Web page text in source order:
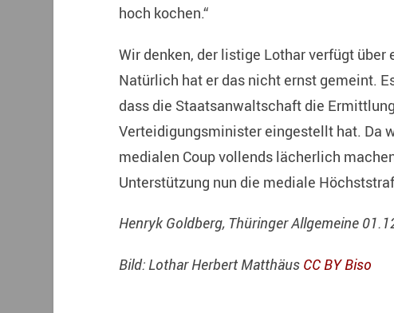
hoch kochen.“
Wir denken, der listige Lothar verfügt
Natürlich hat er das nicht ernst gemeint.
dass die Staatsanwaltschaft die
Verteidigungsminister eingestellt hat. Da
medialen Coup vollends lächerlich
Unterstützung nun die mediale
Henryk Goldberg, Thüringer Allgemeine
Bild: Lothar Herbert Matthäus CC BYBiso